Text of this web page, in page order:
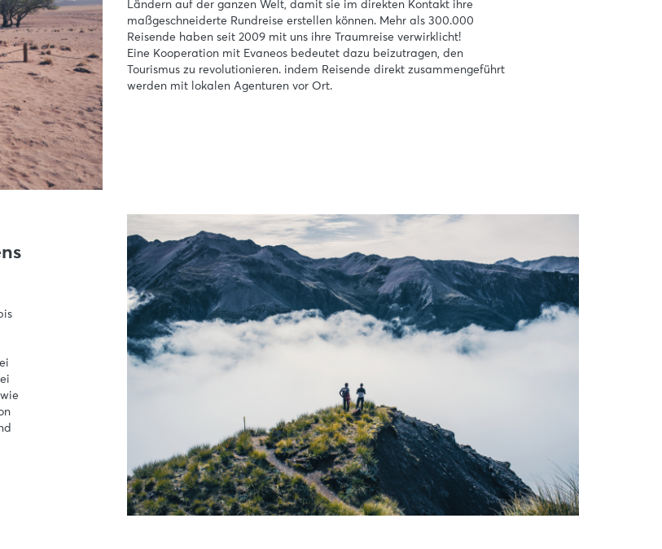
Ländern auf der ganzen Welt, damit sie im direkten Kontakt ihre
maßgeschneiderte Rundreise erstellen können. Mehr als 300.000
Reisende haben seit 2009 mit uns ihre Traumreise verwirklicht!
Eine Kooperation mit Evaneos bedeutet dazu beizutragen, den
Tourismus zu revolutionieren. indem Reisende direkt zusammengeführt
werden mit lokalen Agenturen vor Ort.